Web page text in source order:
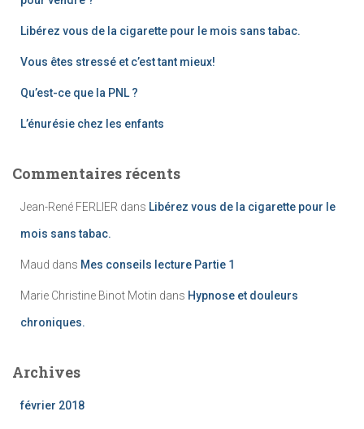
Libérez vous de la cigarette pour le mois sans tabac.
Vous êtes stressé et c’est tant mieux!
Qu’est-ce que la PNL ?
L’énurésie chez les enfants
Commentaires récents
Jean-René FERLIER dans Libérez vous de la cigarette pour le
mois sans tabac.
Maud dans Mes conseils lecture Partie 1
Marie Christine Binot Motin dans Hypnose et douleurs
chroniques.
Archives
février 2018